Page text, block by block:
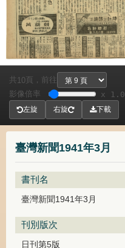
臺灣新聞1941年3月
書刊名
臺灣新聞1941年3月
刊別版次
日刊第5版
共 10頁， 前往
影像倍率
x 1.0
左旋 右旋 下載